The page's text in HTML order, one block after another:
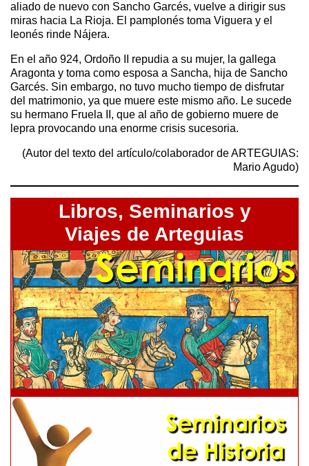
aliado de nuevo con Sancho Garcés, vuelve a dirigir sus
miras hacia La Rioja. El pamplonés toma Viguera y el
leonés rinde Nájera.
En el año 924, Ordoño II repudia a su mujer, la gallega
Aragonta y toma como esposa a Sancha, hija de Sancho
Garcés. Sin embargo, no tuvo mucho tiempo de disfrutar
del matrimonio, ya que muere este mismo año. Le sucede
su hermano Fruela II, que al año de gobierno muere de
lepra provocando una enorme crisis sucesoria.
(Autor del texto del artículo/colaborador de ARTEGUIAS:
Mario Agudo)
Libros, Seminarios y
Viajes de Arteguias